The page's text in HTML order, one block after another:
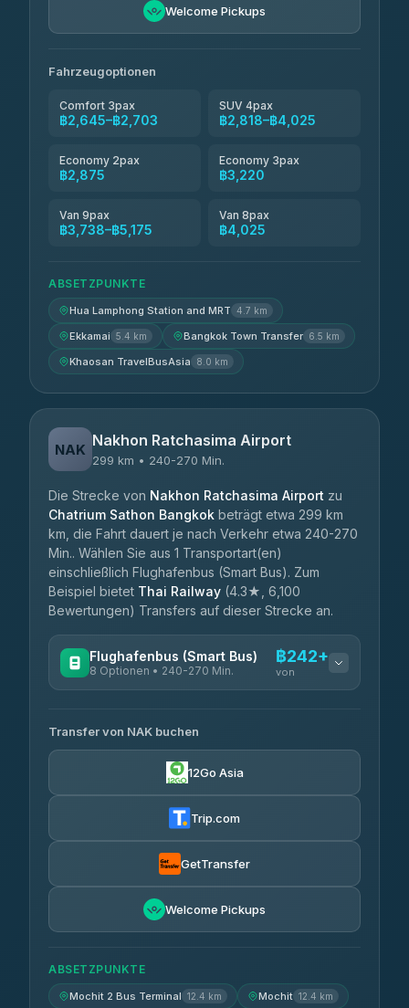
Welcome Pickups
Fahrzeugoptionen
Comfort 3pax
฿2,645–฿2,703
SUV 4pax
฿2,818–฿4,025
Economy 2pax
฿2,875
Economy 3pax
฿3,220
Van 9pax
฿3,738–฿5,175
Van 8pax
฿4,025
ABSETZPUNKTE
Hua Lamphong Station and MRT 4.7 km
Ekkamai 5.4 km Bangkok Town Transfer 6.5 km
Khaosan TravelBusAsia 8.0 km
NAK Nakhon Ratchasima Airport
299 km • 240-270 Min.
Die Strecke von Nakhon Ratchasima Airport zu
Chatrium Sathon Bangkok beträgt etwa 299 km
km, die Fahrt dauert je nach Verkehr etwa 240-270
Min.. Wählen Sie aus 1 Transportart(en)
einschließlich Flughafenbus (Smart Bus). Zum
Beispiel bietet Thai Railway (4.3★, 6,100
Bewertungen) Transfers auf dieser Strecke an.
Flughafenbus (Smart Bus)
8 Optionen • 240-270 Min.
฿242+
von
Chan Tour
3.85(101)
฿255
Air Korat Pattana
Transfer von NAK buchen
12Go Asia
Trip.com
GetTransfer
Welcome Pickups
ABSETZPUNKTE
Mochit 2 Bus Terminal 12.4 km Mochit 12.4 km